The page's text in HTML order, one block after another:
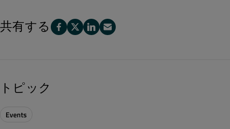
共有する
トピック
Events